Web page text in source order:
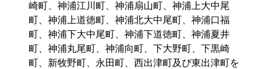
崎町、神浦江川町、神浦扇山町、神浦上大中尾
町、神浦上道徳町、神浦北大中尾町、神浦口福
町、神浦下大中尾町、神浦下道徳町、神浦夏井
町、神浦丸尾町、神浦向町、下大野町、下黒崎
町、新牧野町、永田町、西出津町及び東出津町を